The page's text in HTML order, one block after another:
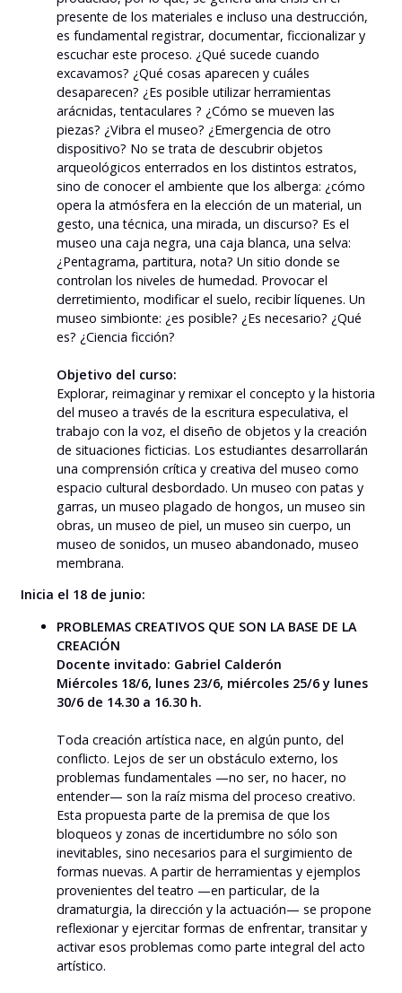
presente de los materiales e incluso una destrucción,
es fundamental registrar, documentar, ficcionalizar y
escuchar este proceso. ¿Qué sucede cuando
excavamos? ¿Qué cosas aparecen y cuáles
desaparecen? ¿Es posible utilizar herramientas
arácnidas, tentaculares ? ¿Cómo se mueven las
piezas? ¿Vibra el museo? ¿Emergencia de otro
dispositivo? No se trata de descubrir objetos
arqueológicos enterrados en los distintos estratos,
sino de conocer el ambiente que los alberga: ¿cómo
opera la atmósfera en la elección de un material, un
gesto, una técnica, una mirada, un discurso? Es el
museo una caja negra, una caja blanca, una selva:
¿Pentagrama, partitura, nota? Un sitio donde se
controlan los niveles de humedad. Provocar el
derretimiento, modificar el suelo, recibir líquenes. Un
museo simbionte: ¿es posible? ¿Es necesario? ¿Qué
es? ¿Ciencia ficción?
Objetivo del curso:
Explorar, reimaginar y remixar el concepto y la historia
del museo a través de la escritura especulativa, el
trabajo con la voz, el diseño de objetos y la creación
de situaciones ficticias. Los estudiantes desarrollarán
una comprensión crítica y creativa del museo como
espacio cultural desbordado. Un museo con patas y
garras, un museo plagado de hongos, un museo sin
obras, un museo de piel, un museo sin cuerpo, un
museo de sonidos, un museo abandonado, museo
membrana.
Inicia el 18 de junio:
PROBLEMAS CREATIVOS QUE SON LA BASE DE LA
CREACIÓN
Docente invitado: Gabriel Calderón
Miércoles 18/6, lunes 23/6, miércoles 25/6 y lunes
30/6 de 14.30 a 16.30 h.
Toda creación artística nace, en algún punto, del
conflicto. Lejos de ser un obstáculo externo, los
problemas fundamentales —no ser, no hacer, no
entender— son la raíz misma del proceso creativo.
Esta propuesta parte de la premisa de que los
bloqueos y zonas de incertidumbre no sólo son
inevitables, sino necesarios para el surgimiento de
formas nuevas. A partir de herramientas y ejemplos
provenientes del teatro —en particular, de la
dramaturgia, la dirección y la actuación— se propone
reflexionar y ejercitar formas de enfrentar, transitar y
activar esos problemas como parte integral del acto
artístico.